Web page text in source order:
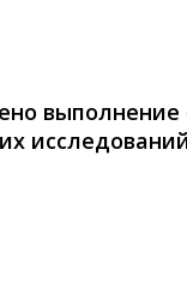
выполнение